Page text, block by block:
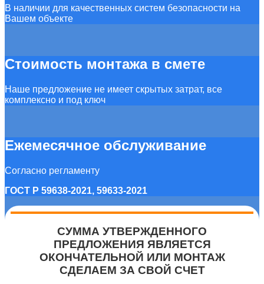
В наличии для качественных систем безопасности на
Вашем объекте
Стоимость монтажа в смете
Наше предложение не имеет скрытых затрат, все
комплексно и под ключ
Ежемесячное обслуживание
Согласно регламенту
ГОСТ Р 59638-2021, 59633-2021
СУММА УТВЕРЖДЕННОГО
ПРЕДЛОЖЕНИЯ ЯВЛЯЕТСЯ
ОКОНЧАТЕЛЬНОЙ ИЛИ МОНТАЖ
СДЕЛАЕМ ЗА СВОЙ СЧЕТ